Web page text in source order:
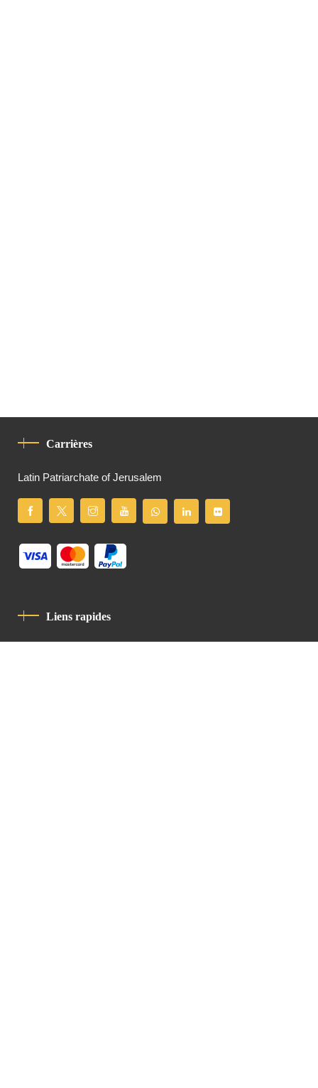
Carrières
Latin Patriarchate of Jerusalem
Liens rapides